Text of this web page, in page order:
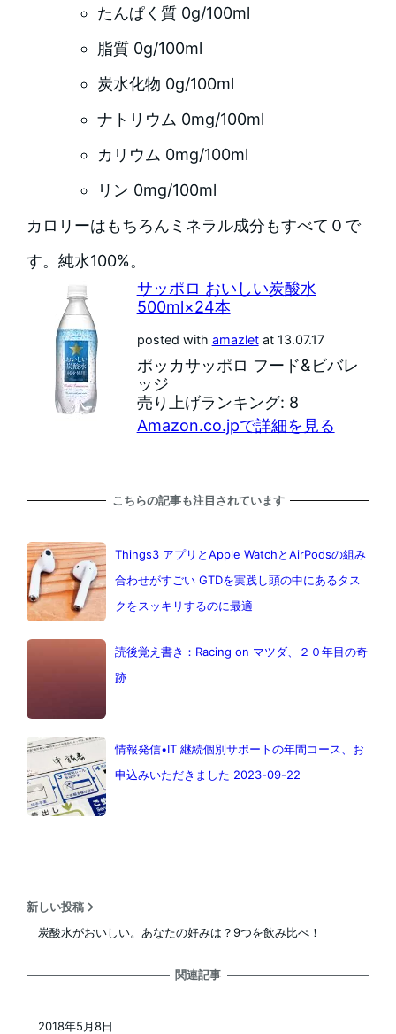
たんぱく質 0g/100ml
脂質 0g/100ml
炭水化物 0g/100ml
ナトリウム 0mg/100ml
カリウム 0mg/100ml
リン 0mg/100ml
カロリーはもちろんミネラル成分もすべて０で
す。純水100%。
サッポロ おいしい炭酸水
500ml×24本
posted with amazletat 13.07.17
ポッカサッポロ フード&ビバレ
ッジ
売り上げランキング: 8
Amazon.co.jpで詳細を見る
こちらの記事も注目されています
Things3 アプリとApple WatchとAirPodsの組み
合わせがすごい GTDを実践し頭の中にあるタス
クをスッキリするのに最適
読後覚え書き：Racing on マツダ、２０年目の奇
跡
情報発信•IT 継続個別サポートの年間コース、お
申込みいただきました 2023-09-22
新しい投稿
炭酸水がおいしい。あなたの好みは？9つを飲み比べ！
関連記事
2018年5月8日